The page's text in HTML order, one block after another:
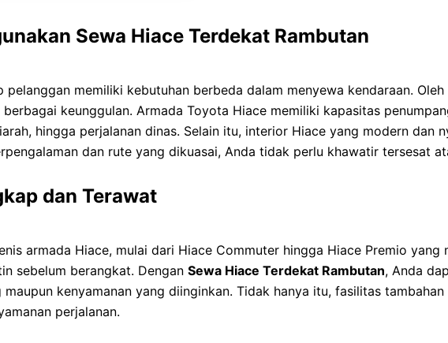
Sewa Hiace Terdekat Rambutan
pelanggan memiliki kebutuhan berbeda dalam menyewa kendaraan.
keunggulan. Armada Toyota Hiace memiliki kapasitas
hingga perjalanan dinas. Selain itu, interior Hiace yang modern dan
dan rute yang dikuasai, Anda tidak perlu khawatir tersesat
dan Terawat
armada Hiace, mulai dari Hiace Commuter hingga Hiace Premio
sebelum berangkat. Dengan Sewa Hiace Terdekat Rambutan, Anda
maupun kenyamanan yang diinginkan. Tidak hanya itu, fasilitas
perjalanan.